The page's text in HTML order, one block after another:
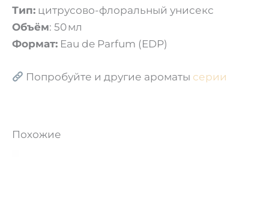
Тип: цитрусово-флоральный унисекс
Объём: 50 мл
Формат: Eau de Parfum (EDP)
Попробуйте и другие ароматы серии
Похожие